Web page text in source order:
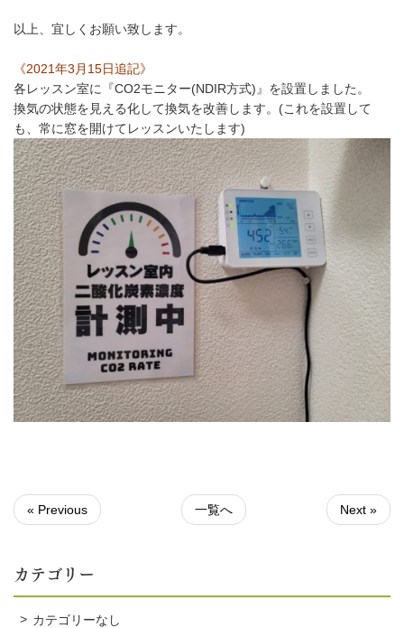
以上、宜しくお願い致します。
《2021年3月15日追記》
各レッスン室に『CO2モニター(NDIR方式)』を設置しました。
換気の状態を見える化して換気を改善します。(これを設置して
も、常に窓を開けてレッスンいたします)
« Previous 一覧へ Next »
カテゴリー
カテゴリーなし